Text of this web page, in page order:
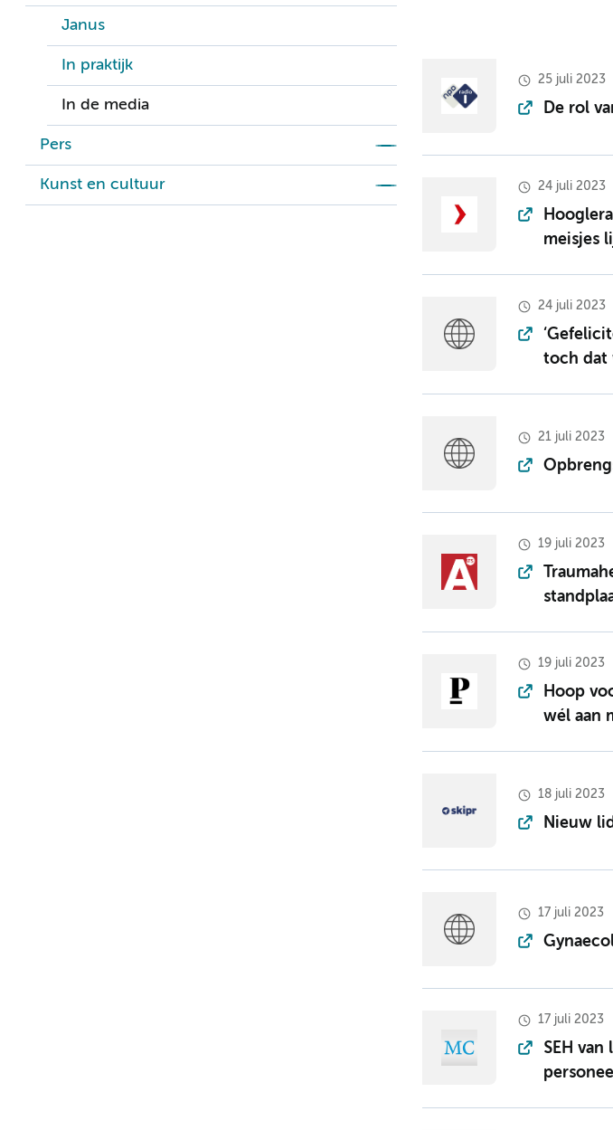
Janus
In praktijk
In de media
Pers
Kunst en cultuur
25 juli 2023
De rol
24 juli 2023
meisjes
24 juli 2023
toch dat
21 juli 2023
19 juli 2023
19 juli 2023
Hoop
wél aan
18 juli 2023
Nieuw
17 juli 2023
17 juli 2023
SEH